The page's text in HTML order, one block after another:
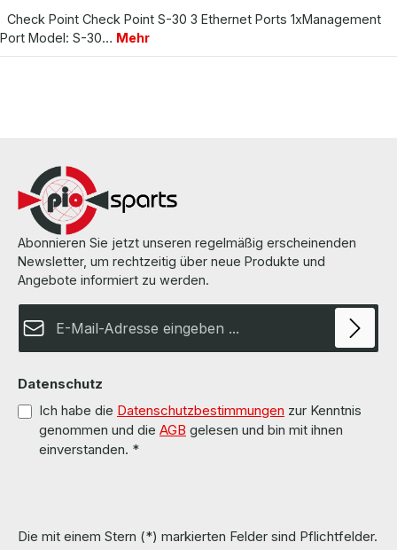
Check Point Check Point S-30 3 Ethernet Ports 1xManagement
Port Model: S-30… Mehr
Abonnieren Sie jetzt unseren regelmäßig erscheinenden
Newsletter, um rechtzeitig über neue Produkte und
Angebote informiert zu werden.
Datenschutz
Ich habe die Datenschutzbestimmungen zur Kenntnis
genommen und die AGB gelesen und bin mit ihnen
einverstanden. *
Die mit einem Stern (*) markierten Felder sind Pflichtfelder.